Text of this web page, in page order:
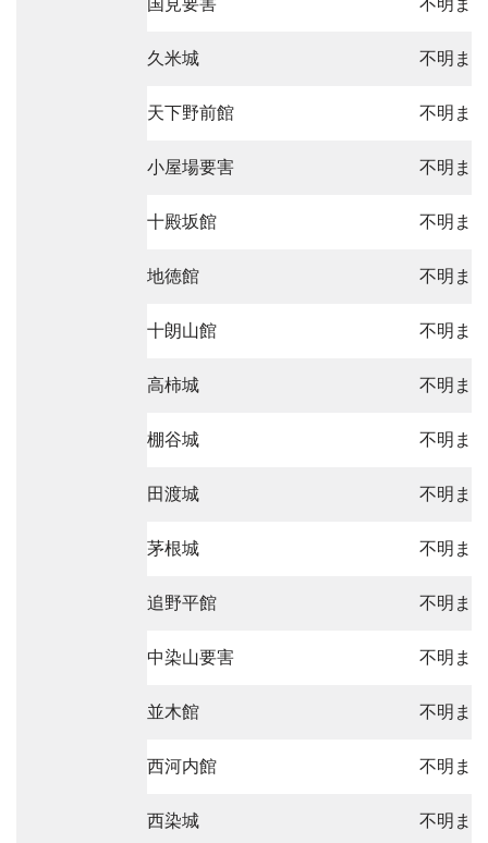
国見要害 不明ま
久米城 不明ま
天下野前館 不明ま
小屋場要害 不明ま
十殿坂館 不明ま
地徳館 不明ま
十朗山館 不明ま
高柿城 不明ま
棚谷城 不明ま
田渡城 不明ま
茅根城 不明ま
追野平館 不明ま
中染山要害 不明ま
並木館 不明ま
西河内館 不明ま
西染城 不明ま